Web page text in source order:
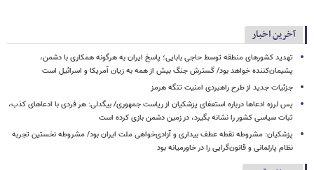
آخرین اخبار
تهدید کشورهای منطقه توسط حاجی بابایی؛ پاسخ ایران به هرگونه همکاری با دشمن،
پشیمان‌کننده خواهد بود/ گسترش جنگ بیش از همه به زیان آمریکا و اسرائیل است
جزئیات جدید از طرح راهبردی امنیت تنگه هرمز
پس لرزه ادعاها درباره استعفای پزشکیان از ریاست جمهوری/ بیگدلی: هر فردی با ادعاهای کذب،
ثبات سیاسی کشور را نشانه بگیرد، در زمین دشمن بازی کرده است
پزشکیان: مشروطه نقطه عطف بیداری و آزادی‌خواهی ملت ایران بود/ مشروطه نخستین تجربه
نظام پارلمانی و قانون‌گرایی را در خاورمیانه بود